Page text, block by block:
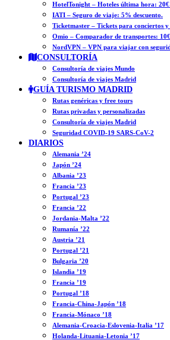
HotelTonight – Hoteles última hora:
IATI – Seguro de viaje: 5% descuento.
Ticketmaster – Tickets para conciertos y
Omio – Comparador de transportes:
NordVPN – VPN para viajar con
CONSULTORÍA
Consultoría de viajes Mundo
Consultoría de viajes Madrid
GUÍA TURISMO MADRID
Rutas genéricas y free tours
Rutas privadas y personalizadas
Consultoría de viajes Madrid
Seguridad COVID-19 SARS-CoV-2
DIARIOS
Alemania ’24
Japón ’24
Albania ’23
Francia ’23
Portugal ’23
Francia ’22
Jordania-Malta ’22
Rumanía ’22
Austria ’21
Portugal ’21
Bulgaria ’20
Islandia ’19
Francia ’19
Portugal ’18
Francia-China-Japón ’18
Francia-Mónaco ’18
Alemania-Croacia-Eslovenia-Italia ’17
Holanda-Lituania-Letonia ’17